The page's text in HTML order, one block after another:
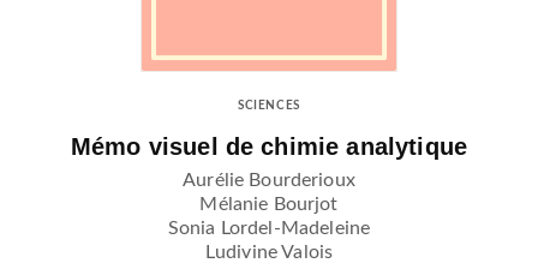
SCIENCES
Mémo visuel de chimie analytique
Aurélie Bourderioux
Mélanie Bourjot
Sonia Lordel-Madeleine
Ludivine Valois